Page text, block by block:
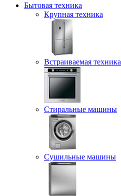
Бытовая техника
Крупная техника
Встраиваемая техника
Стиральные машины
Сушильные машины